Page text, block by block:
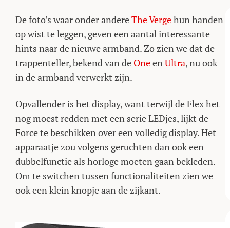
De foto’s waar onder andereThe Vergehun handen
op wist te leggen, geven een aantal interessante
hints naar de nieuwe armband. Zo zien we dat de
trappenteller, bekend van de OneenUltra, nu ook
in de armband verwerkt zijn.
Opvallender is het display, want terwijl de Flex het
nog moest redden met een serie LEDjes, lijkt de
Force te beschikken over een volledig display. Het
apparaatje zou volgens geruchten dan ook een
dubbelfunctie als horloge moeten gaan bekleden.
Om te switchen tussen functionaliteiten zien we
ook een klein knopje aan de zijkant.